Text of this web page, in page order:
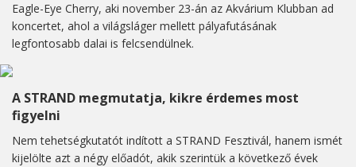
Eagle-Eye Cherry, aki november 23-án az Akvárium Klubban ad
koncertet, ahol a világsláger mellett pályafutásának
legfontosabb dalai is felcsendülnek.
A STRAND megmutatja, kikre érdemes most
figyelni
Nem tehetségkutatót indított a STRAND Fesztivál, hanem ismét
kijelölte azt a négy előadót, akik szerintük a következő évek